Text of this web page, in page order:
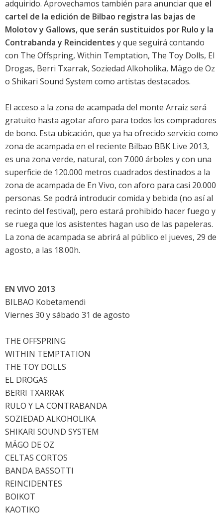
adquirido. Aprovechamos también para anunciar que el
cartel de la edición de Bilbao registra las bajas de
Molotov y Gallows, que serán sustituidos por Rulo y la
Contrabanda y Reincidentes y que seguirá contando
con The Offspring, Within Temptation, The Toy Dolls, El
Drogas, Berri Txarrak, Soziedad Alkoholika, Mägo de Oz
o Shikari Sound System como artistas destacados.
El acceso a la zona de acampada del monte Arraiz será
gratuito hasta agotar aforo para todos los compradores
de bono. Esta ubicación, que ya ha ofrecido servicio como
zona de acampada en el reciente Bilbao BBK Live 2013,
es una zona verde, natural, con 7.000 árboles y con una
superficie de 120.000 metros cuadrados destinados a la
zona de acampada de En Vivo, con aforo para casi 20.000
personas. Se podrá introducir comida y bebida (no así al
recinto del festival), pero estará prohibido hacer fuego y
se ruega que los asistentes hagan uso de las papeleras.
La zona de acampada se abrirá al público el jueves, 29 de
agosto, a las 18.00h.
EN VIVO 2013
BILBAO Kobetamendi
Viernes 30 y sábado 31 de agosto
THE OFFSPRING
WITHIN TEMPTATION
THE TOY DOLLS
EL DROGAS
BERRI TXARRAK
RULO Y LA CONTRABANDA
SOZIEDAD ALKOHOLIKA
SHIKARI SOUND SYSTEM
MÄGO DE OZ
CELTAS CORTOS
BANDA BASSOTTI
REINCIDENTES
BOIKOT
KAOTIKO